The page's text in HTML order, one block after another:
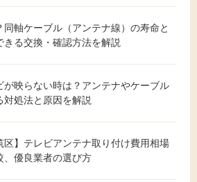
軸ケーブル（アンテナ線）の寿命と
る交換・確認方法を解説
が映らない時は？アンテナやケーブル
処法と原因を解説
区】テレビアンテナ取り付け費用相場
、優良業者の選び方